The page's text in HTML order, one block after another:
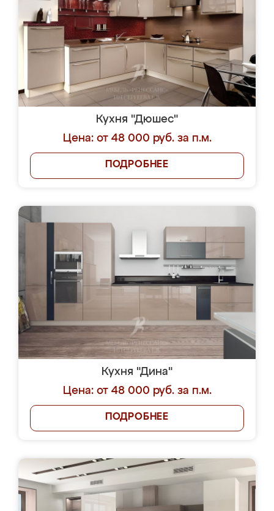
Кухня "Дюшес"
Цена: от 48 000 руб. за п.м.
ПОДРОБНЕЕ
Кухня "Дина"
Цена: от 48 000 руб. за п.м.
ПОДРОБНЕЕ